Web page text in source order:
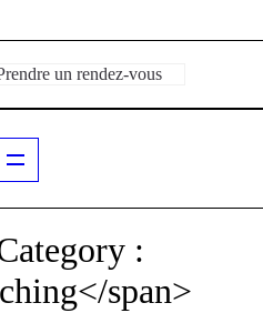
un rendez-vous
:
span>